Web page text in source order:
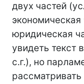
двух частей
юридическая
увидеть текст
с.г.), но